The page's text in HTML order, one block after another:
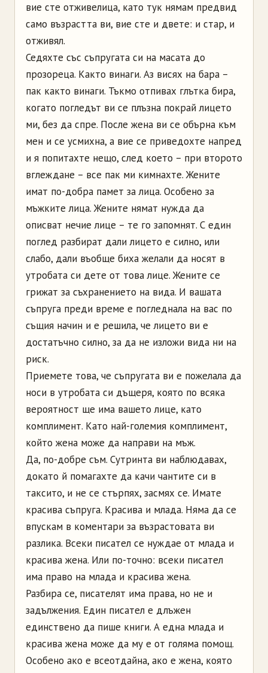
вие сте отживелица, като тук нямам предвид
само възрастта ви, вие сте и двете: и стар, и
отживял.
Седяхте със съпругата си на масата до
прозореца. Както винаги. Аз висях на бара –
пак както винаги. Тъкмо отпивах глътка бира,
когато погледът ви се плъзна покрай лицето
ми, без да спре. После жена ви се обърна към
мен и се усмихна, а вие се приведохте напред
и я попитахте нещо, след което – при второто
вглеждане – все пак ми кимнахте. Жените
имат по-добра памет за лица. Особено за
мъжките лица. Жените нямат нужда да
описват нечие лице – те го запомнят. С един
поглед разбират дали лицето е силно, или
слабо, дали въобще биха желали да носят в
утробата си дете от това лице. Жените се
грижат за съхранението на вида. И вашата
съпруга преди време е погледнала на вас по
същия начин и е решила, че лицето ви е
достатъчно силно, за да не изложи вида ни на
риск.
Приемете това, че съпругата ви е пожелала да
носи в утробата си дъщеря, която по всяка
вероятност ще има вашето лице, като
комплимент. Като най-големия комплимент,
който жена може да направи на мъж.
Да, по-добре съм. Сутринта ви наблюдавах,
докато й помагахте да качи чантите си в
таксито, и не се стърпях, засмях се. Имате
красива съпруга. Красива и млада. Няма да се
впускам в коментари за възрастовата ви
разлика. Всеки писател се нуждае от млада и
красива жена. Или по-точно: всеки писател
има право на млада и красива жена.
Разбира се, писателят има права, но не и
задължения. Един писател е длъжен
единствено да пише книги. А една млада и
красива жена може да му е от голяма помощ.
Особено ако е всеотдайна, ако е жена, която